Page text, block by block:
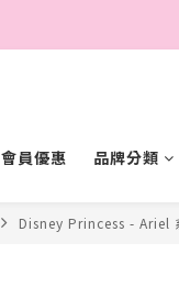
會員優惠 品牌分類
Disney Princess - Ariel